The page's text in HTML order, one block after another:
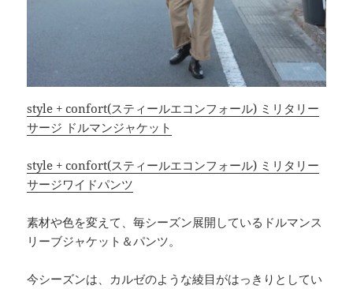
style + confort(スティールエコンフォール) ミリタリー
サージ ドルマンジャケット
style + confort(スティールエコンフォール) ミリタリー
サージワイドパンツ
素材や色を変えて、毎シーズン展開しているドルマンス
リーブジャケット＆パンツ。
今シーズンは、カルゼのような綾目がはっきりとしてい